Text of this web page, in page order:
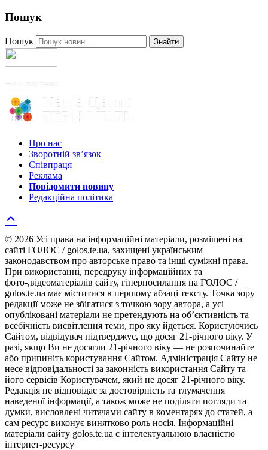
Пошук
Пошук Знайти
Про нас
Зворотній зв’язок
Співпраця
Реклама
Повідомити новину
Редакційна політика
© 2026 Усі права на інформаційні матеріали, розміщені на
сайті ГОЛОС / golos.te.ua, захищені українським
законодавством про авторське право та інші суміжні права.
При використанні, передруку інформаційних та
фото-,відеоматеріалів сайту, гіперпосилання на ГОЛОС /
golos.te.ua має міститися в першому абзаці тексту. Точка зору
редакції може не збігатися з точкою зору автора, а усі
опубліковані матеріали не претендують на об’єктивність та
всебічність висвітлення теми, про яку йдеться. Користуючись
Сайтом, відвідувач підтверджує, що досяг 21-річного віку. У
разі, якщо Ви не досягли 21-річного віку — не розпочинайте
або припиніть користування Сайтом. Адміністрація Сайту не
несе відповідальності за законність використання Сайту та
його сервісів Користувачем, який не досяг 21-річного віку.
Редакція не відповідає за достовірність та тлумачення
наведеної інформації, а також може не поділяти погляди та
думки, висловлені читачами сайту в коментарях до статей, а
сам ресурс виконує винятково роль носія. Інформаційні
матеріали сайту golos.te.ua є інтелектуальною власністю
інтернет-ресурсу